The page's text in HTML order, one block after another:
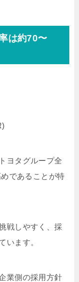
は約70〜
ヨタグループ全
めであることが特
戦しやすく、採
います。
業側の採用方針